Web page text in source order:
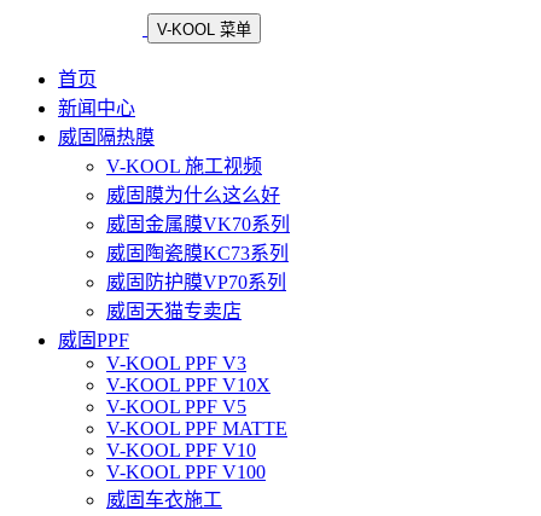
V-KOOL 菜单
首页
新闻中心
威固隔热膜
V-KOOL 施工视频
威固膜为什么这么好
威固金属膜VK70系列
威固陶瓷膜KC73系列
威固防护膜VP70系列
威固天猫专卖店
威固PPF
V-KOOL PPF V3
V-KOOL PPF V10X
V-KOOL PPF V5
V-KOOL PPF MATTE
V-KOOL PPF V10
V-KOOL PPF V100
威固车衣施工